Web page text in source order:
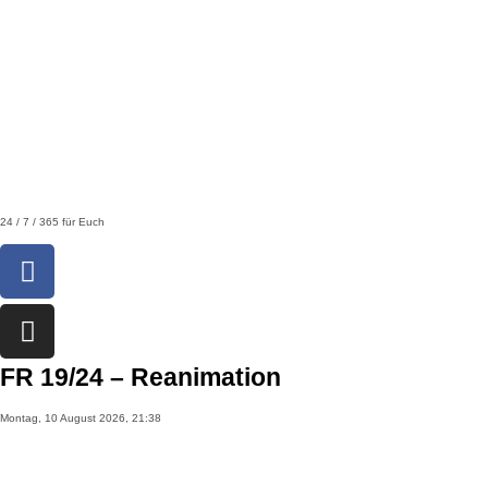
24 / 7 / 365 für Euch
FR 19/24 – Reanimation
Montag, 10 August 2026, 21:38